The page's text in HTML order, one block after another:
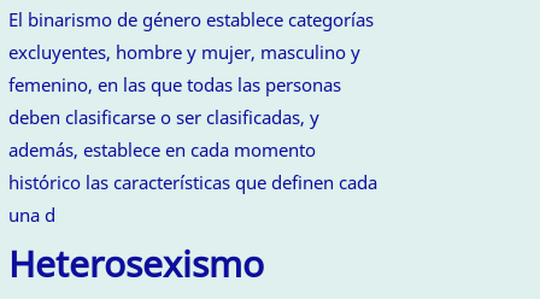
El binarismo de género establece categorías
excluyentes, hombre y mujer, masculino y
femenino, en las que todas las personas
deben clasificarse o ser clasificadas, y
además, establece en cada momento
histórico las características que definen cada
una d
Heterosexismo